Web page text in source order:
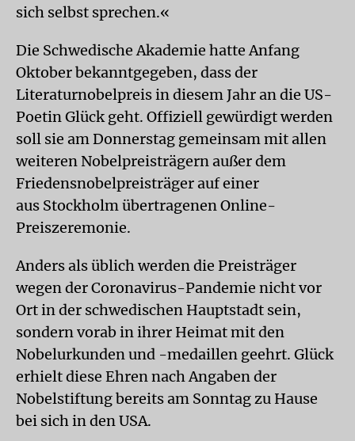
sich selbst sprechen.«
Die Schwedische Akademie hatte Anfang
Oktober bekanntgegeben, dass der
Literaturnobelpreis in diesem Jahr an die US-
Poetin Glück geht. Offiziell gewürdigt werden
soll sie am Donnerstag gemeinsam mit allen
weiteren Nobelpreisträgern außer dem
Friedensnobelpreisträger auf einer
aus Stockholm übertragenen Online-
Preiszeremonie.
Anders als üblich werden die Preisträger
wegen der Coronavirus-Pandemie nicht vor
Ort in der schwedischen Hauptstadt sein,
sondern vorab in ihrer Heimat mit den
Nobelurkunden und -medaillen geehrt. Glück
erhielt diese Ehren nach Angaben der
Nobelstiftung bereits am Sonntag zu Hause
bei sich in den USA.